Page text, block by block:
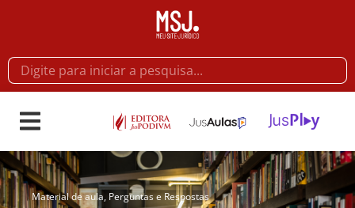
Material de aula, Perguntas e Respostas